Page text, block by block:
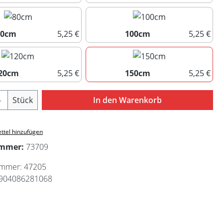
40cm
60cm
5,25 €
80cm
100cm
5,25 €
100cm
5,25 €
120cm
150cm
5,25 €
150cm
Anzahl: Gib den gewünschten Wert ein
Stück In den Warenkorb
hinzufügen
73709
47205